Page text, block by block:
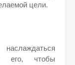
цели.
его, чтобы